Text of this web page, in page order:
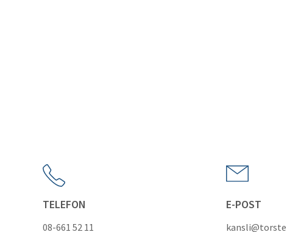
TELEFON
08-661 52 11
E-POST